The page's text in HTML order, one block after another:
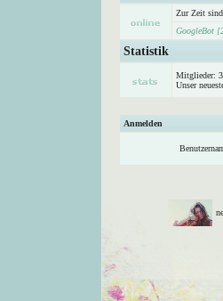
Zur Zeit
GoogleBot
Statistik
Mitglieder:
Unser
Anmelden